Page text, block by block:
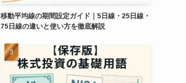
移動平均線の期間設定ガイド｜5日線・25日線・
75日線の違いと使い方を徹底解説